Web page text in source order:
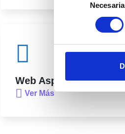
consentimiento
Web Aspirantes
Ver Más